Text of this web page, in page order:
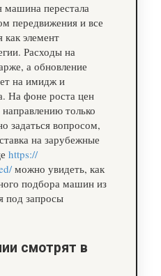
машина перестала
передвижения и все
элемент
Расходы на
а обновление
на имидж и
На фоне роста цен
только
задаться вопросом,
на зарубежные
https://
можно увидеть, как
подбора машин из
под запросы
смотрят в